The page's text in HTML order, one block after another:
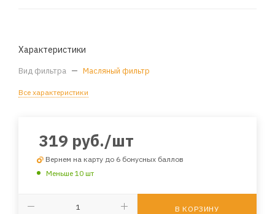
Характеристики
Вид фильтра — Масляный фильтр
Все характеристики
319 руб./шт
Вернем на карту до 6 бонусных баллов
Меньше 10 шт
В КОРЗИНУ